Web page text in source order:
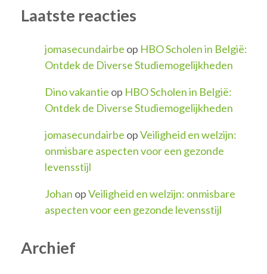
Laatste reacties
jomasecundairbe op HBO Scholen in België:
Ontdek de Diverse Studiemogelijkheden
Dino vakantie op HBO Scholen in België:
Ontdek de Diverse Studiemogelijkheden
jomasecundairbe opVeiligheid en welzijn:
onmisbare aspecten voor een gezonde
levensstijl
Johan opVeiligheid en welzijn: onmisbare
aspecten voor een gezonde levensstijl
Archief